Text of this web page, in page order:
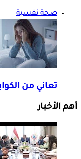
صحة نفسية
تعاني من
أهم الأخبار